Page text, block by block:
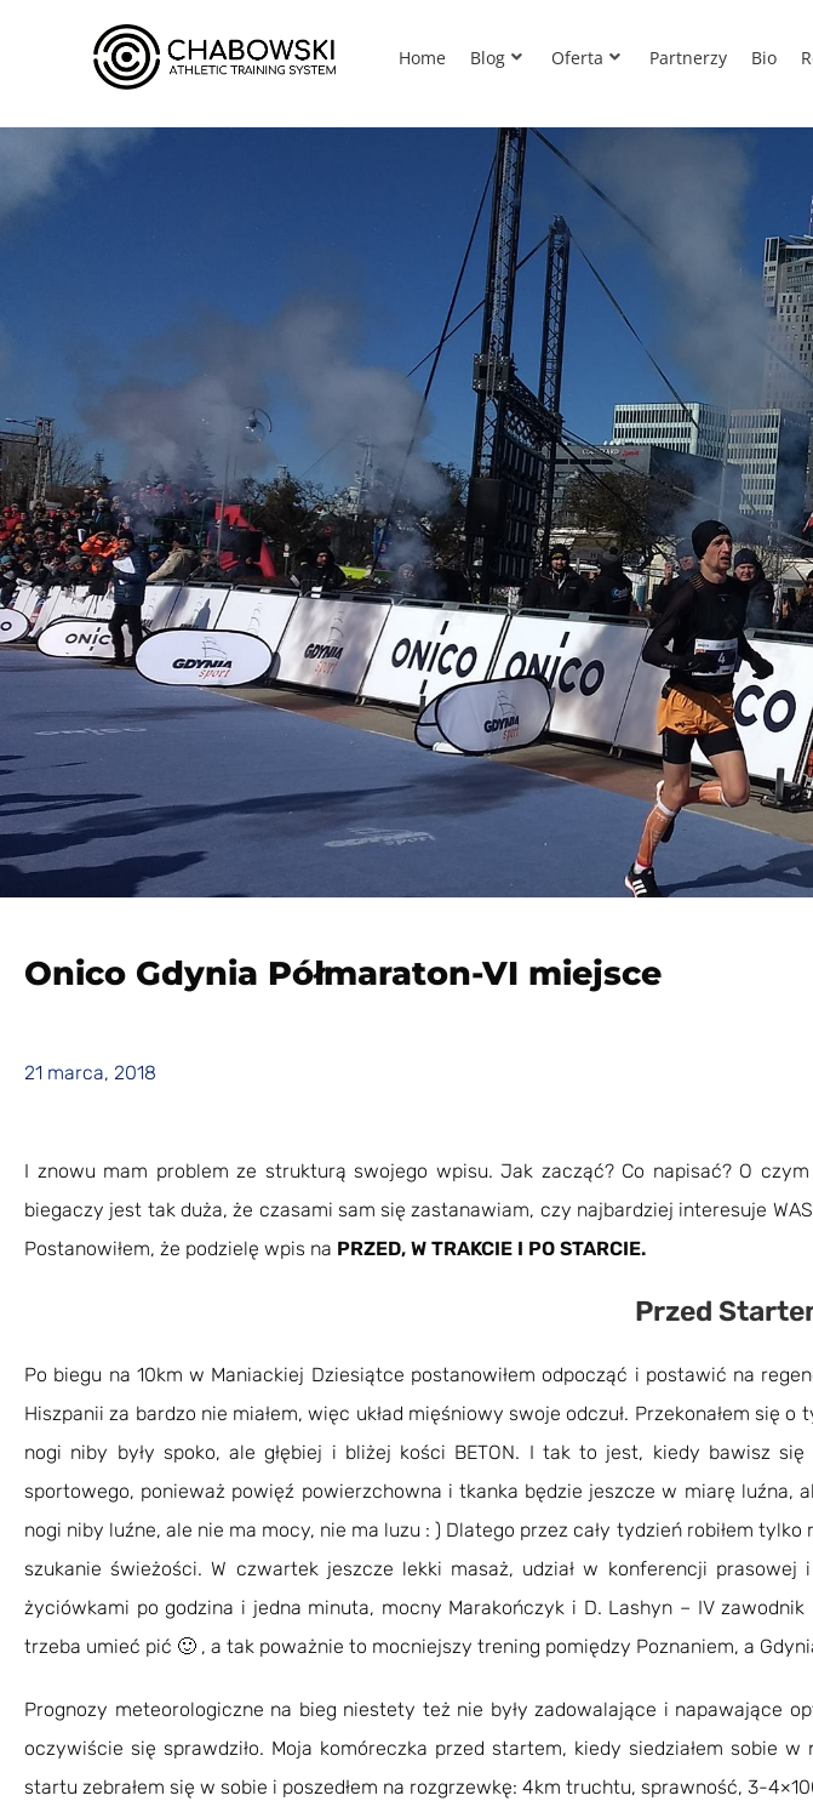
Home Blog Oferta Partnerzy Bio
Onico Gdynia Półmaraton-VI miejsce
21 marca, 2018
I znowu mam problem ze strukturą swojego wpisu. Jak zacząć? Co napisać? O
biegaczy jest tak duża, że czasami sam się zastanawiam, czy najbardziej interesuje
Postanowiłem, że podzielę wpis na PRZED, W TRAKCIE I PO STARCIE.
Przed
Po biegu na 10km w Maniackiej Dziesiątce postanowiłem odpocząć i postawić na
Hiszpanii za bardzo nie miałem, więc układ mięśniowy swoje odczuł. Przekonałem się
nogi niby były spoko, ale głębiej i bliżej kości BETON. I tak to jest, kiedy bawisz
sportowego, ponieważ powięź powierzchowna i tkanka będzie jeszcze w miarę luźna,
nogi niby luźne, ale nie ma mocy, nie ma luzu : ) Dlatego przez cały tydzień robiłem
szukanie świeżości. W czwartek jeszcze lekki masaż, udział w konferencji
życiówkami po godzina i jedna minuta, mocny Marakończyk i D. Lashyn – IV
trzeba umieć pić 🙂 , a tak poważnie to mocniejszy trening pomiędzy Poznaniem, a
Prognozy meteorologiczne na bieg niestety też nie były zadowalające i napawające
oczywiście się sprawdziło. Moja komóreczka przed startem, kiedy siedziałem sobie
startu zebrałem się w sobie i poszedłem na rozgrzewkę: 4km truchtu, sprawność, 3-